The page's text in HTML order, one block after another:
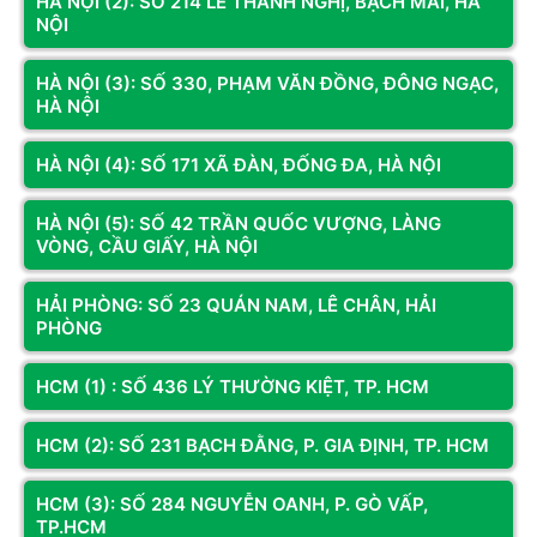
MẶT GƯƠNG BLACK NGƯỢC
100.000đ
Còn hàng
1000 EVO RGB White
410.000đ
Mã SP: FA079
FAN CASE LEOPARD GALAXY
ARGB GIÓ XUÔI (MÀU ĐEN)
Mã SP: FA078
FAN CASE LEOPARD GALAXY
ARGB GIÓ XUÔI (MÀU TRẮNG)
NỘI
HÀ NỘI (3): SỐ 330, PHẠM VĂN ĐỒNG, ĐÔNG NGẠC,
HÀ NỘI
HÀ NỘI (4): SỐ 171 XÃ ĐÀN, ĐỐNG ĐA, HÀ NỘI
HÀ NỘI (5): SỐ 42 TRẦN QUỐC VƯỢNG, LÀNG
VÒNG, CẦU GIẤY, HÀ NỘI
HẢI PHÒNG: SỐ 23 QUÁN NAM, LÊ CHÂN, HẢI
PHÒNG
HCM (1) : SỐ 436 LÝ THƯỜNG KIỆT, TP. HCM
HCM (2): SỐ 231 BẠCH ĐẰNG, P. GIA ĐỊNH, TP. HCM
HCM (3): SỐ 284 NGUYỄN OANH, P. GÒ VẤP,
TP.HCM